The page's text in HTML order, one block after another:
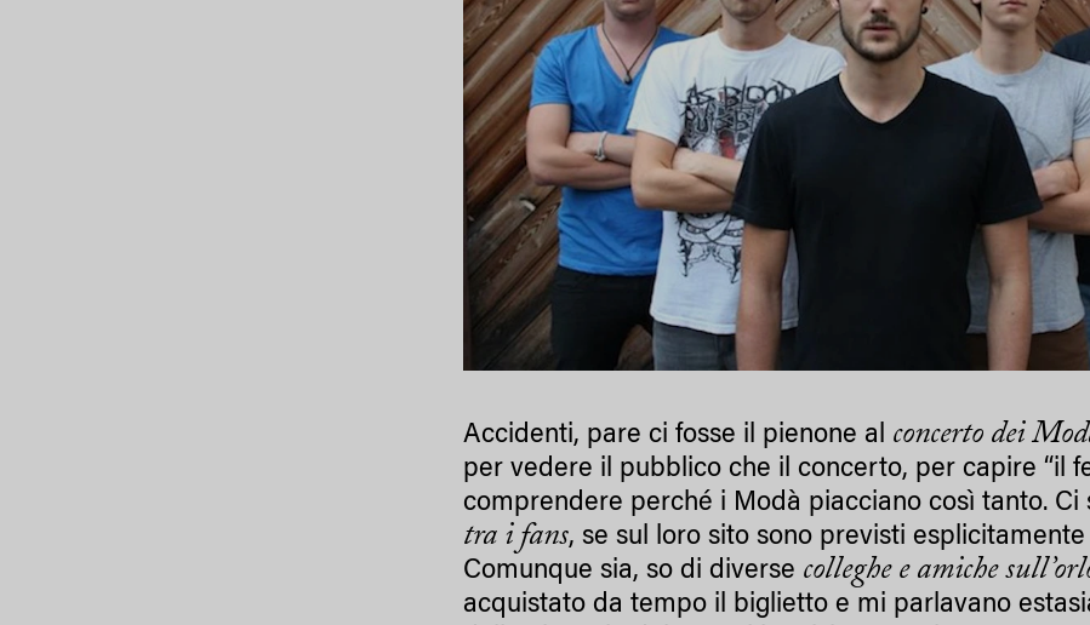
Accidenti, pare ci fosse il pienone al concerto dei
per vedere il pubblico che il concerto, per capire “il
comprendere perché i Modà piacciano così tanto. Ci
tra i fans, se sul loro sito sono previsti
Comunque sia, so di diverse colleghe e amiche
acquistato da tempo il biglietto e mi parlavano